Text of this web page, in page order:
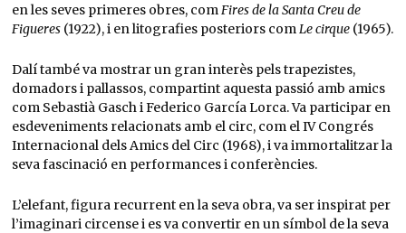
en les seves primeres obres, comFires de la Santa Creu de
Figueres(1922), i en litografies posteriors comLe cirque(1965).
Dalí també va mostrar un gran interès pels trapezistes,
domadors i pallassos, compartint aquesta passió amb amics
com Sebastià Gasch i Federico García Lorca. Va participar en
esdeveniments relacionats amb el circ, com el IV Congrés
Internacional dels Amics del Circ (1968), i va immortalitzar la
seva fascinació en performances i conferències.
L’elefant, figura recurrent en la seva obra, va ser inspirat per
l’imaginari circense i es va convertir en un símbol de la seva